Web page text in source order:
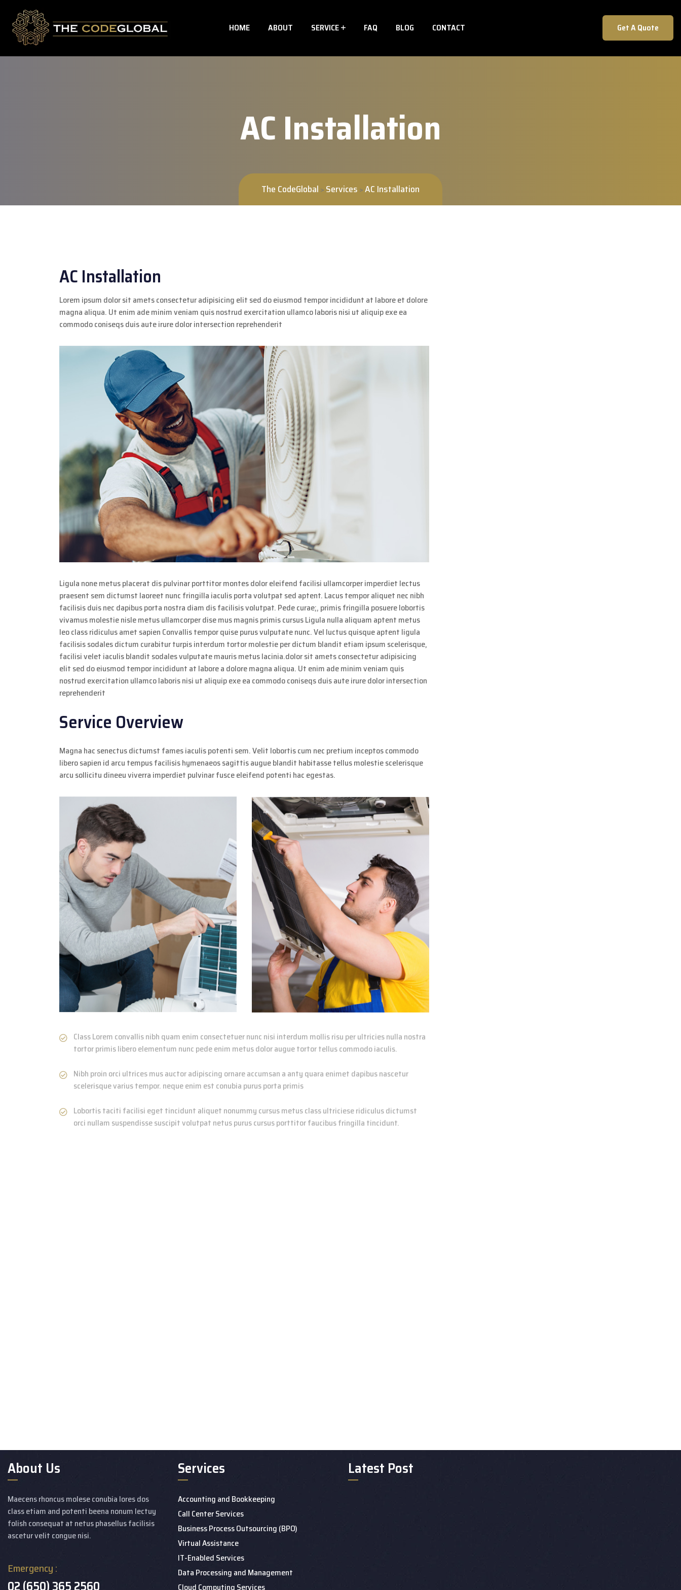
HOME ABOUT SERVICE FAQ BLOG CONTACT Get A Quote
AC Installation
The CodeGlobal > Services >AC Installation
AC Installation
Lorem ipsum dolor sit amets consectetur adipisicing elit sed do eiusmod tempor incididunt at labore et dolore
magna aliqua. Ut enim ade minim veniam quis nostrud exercitation ullamco laboris nisi ut aliquip exe ea
commodo coniseqs duis aute irure dolor intersection reprehenderit
Ligula none metus placerat dis pulvinar porttitor montes dolor eleifend facilisi ullamcorper imperdiet lectus
praesent sem dictumst laoreet nunc fringilla iaculis porta volutpat sed aptent. Lacus tempor aliquet nec nibh
facilisis duis nec dapibus porta nostra diam dis facilisis volutpat. Pede curae;, primis fringilla posuere lobortis
vivamus molestie nisle metus ullamcorper dise mus magnis primis cursus Ligula nulla aliquam aptent metus
leo class ridiculus amet sapien Convallis tempor quise purus vulputate nunc. Vel luctus quisque aptent ligula
facilisis sodales dictum curabitur turpis interdum tortor molestie per dictum blandit etiam ipsum scelerisque,
facilisi velet iaculis blandit sodales vulputate mauris metus lacinia.dolor sit amets consectetur adipisicing
elit sed do eiusmod tempor incididunt at labore a dolore magna aliqua. Ut enim ade minim veniam quis
nostrud exercitation ullamco laboris nisi ut aliquip exe ea commodo coniseqs duis aute irure dolor intersection
reprehenderit
Service Overview
Magna hac senectus dictumst fames iaculis potenti sem. Velit lobortis cum nec pretium inceptos commodo
libero sapien id arcu tempus facilisis hymenaeos sagittis augue blandit habitasse tellus molestie scelerisque
arcu sollicitu dineeu viverra imperdiet pulvinar fusce eleifend potenti hac egestas.
Class Lorem convallis nibh quam enim consectetuer nunc nisi interdum mollis risu per ultricies nulla nostra
tortor primis libero elementum nunc pede enim metus dolor augue tortor tellus commodo iaculis.
Nibh proin orci ultrices mus auctor adipiscing ornare accumsan a anty quara enimet dapibus nascetur
scelerisque varius tempor. neque enim est conubia purus porta primis
Lobortis taciti facilisi eget tincidunt aliquet nonummy cursus metus class ultriciese ridiculus dictumst
orci nullam suspendisse suscipit volutpat netus purus cursus porttitor faucibus fringilla tincidunt.
About Us
Maecens rhoncus molese conubia lores dos
class etiam and potenti beena nonum lectuy
folish consequat at netus phasellus facilisis
ascetur velit congue nisi.
Emergency :
Services
Accounting and Bookkeeping
Call Center Services
Business Process Outsourcing (BPO)
Virtual Assistance
IT-Enabled Services
Data Processing and Management
Cloud Computing Services
Latest Post